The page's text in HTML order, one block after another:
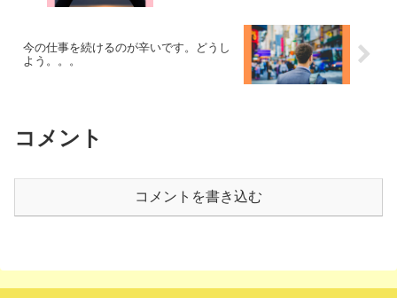
今の仕事を続けるのが辛いです。どうし
よう。。。
コメント
コメントを書き込む